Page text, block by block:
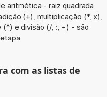
aritmética - raiz quadrada
(+), multiplicação (*, x),
e divisão (/, :, ÷) - são
com as listas de